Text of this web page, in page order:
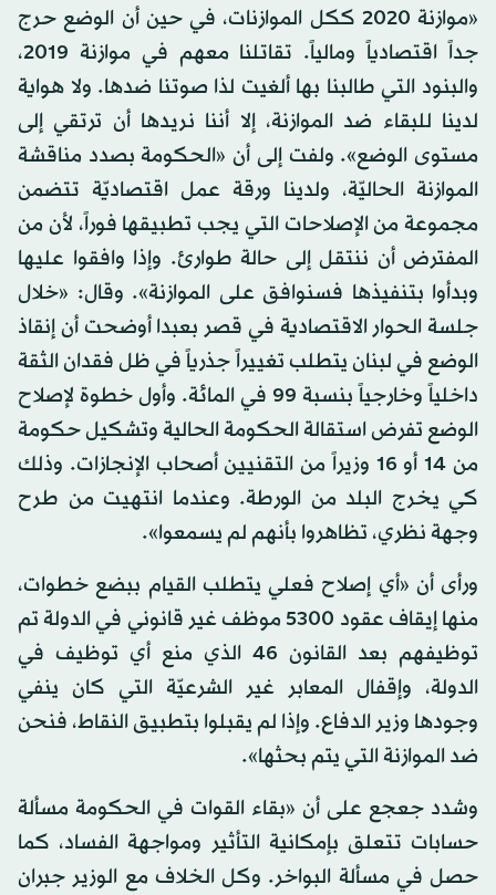
«موازنة 2020 ككل الموازنات، في حين أن الوضع حرج
جداً اقتصادياً ومالياً. تقاتلنا معهم في موازنة 2019،
والبنود التي طالبنا بها ألغيت لذا صوتنا ضدها. ولا هواية
لدينا للبقاء ضد الموازنة، إلا أننا نريدها أن ترتقي إلى
مستوى الوضع». ولفت إلى أن «الحكومة بصدد مناقشة
الموازنة الحاليّة، ولدينا ورقة عمل اقتصاديّة تتضمن
مجموعة من الإصلاحات التي يجب تطبيقها فوراً، لأن من
المفترض أن ننتقل إلى حالة طوارئ. وإذا وافقوا عليها
وبدأوا بتنفيذها فسنوافق على الموازنة». وقال: «خلال
جلسة الحوار الاقتصادية في قصر بعبدا أوضحت أن إنقاذ
الوضع في لبنان يتطلب تغييراً جذرياً في ظل فقدان الثقة
داخلياً وخارجياً بنسبة 99 في المائة. وأول خطوة لإصلاح
الوضع تفرض استقالة الحكومة الحالية وتشكيل حكومة
من 14 أو 16 وزيراً من التقنيين أصحاب الإنجازات. وذلك
كي يخرج البلد من الورطة. وعندما انتهيت من طرح
وجهة نظري، تظاهروا بأنهم لم يسمعوا».
ورأى أن «أي إصلاح فعلي يتطلب القيام ببضع خطوات،
منها إيقاف عقود 5300 موظف غير قانوني في الدولة تم
توظيفهم بعد القانون 46 الذي منع أي توظيف في
الدولة، وإقفال المعابر غير الشرعيّة التي كان ينفي
وجودها وزير الدفاع. وإذا لم يقبلوا بتطبيق النقاط، فنحن
ضد الموازنة التي يتم بحثها».
وشدد جعجع على أن «بقاء القوات في الحكومة مسألة
حسابات تتعلق بإمكانية التأثير ومواجهة الفساد، كما
حصل في مسألة البواخر. وكل الخلاف مع الوزير جبران